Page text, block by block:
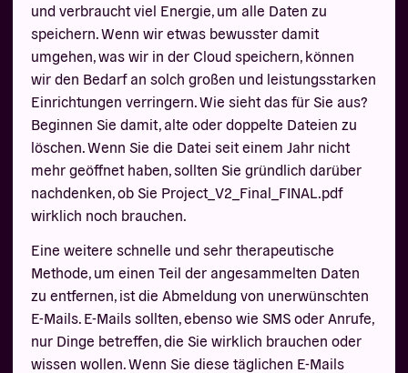
und verbraucht viel Energie, um alle Daten zu
speichern. Wenn wir etwas bewusster damit
umgehen, was wir in der Cloud speichern, können
wir den Bedarf an solch großen und leistungsstarken
Einrichtungen verringern. Wie sieht das für Sie aus?
Beginnen Sie damit, alte oder doppelte Dateien zu
löschen. Wenn Sie die Datei seit einem Jahr nicht
mehr geöffnet haben, sollten Sie gründlich darüber
nachdenken, ob Sie Project_V2_Final_FINAL.pdf
wirklich noch brauchen.
Eine weitere schnelle und sehr therapeutische
Methode, um einen Teil der angesammelten Daten
zu entfernen, ist die Abmeldung von unerwünschten
E-Mails. E-Mails sollten, ebenso wie SMS oder Anrufe,
nur Dinge betreffen, die Sie wirklich brauchen oder
wissen wollen. Wenn Sie diese täglichen E-Mails